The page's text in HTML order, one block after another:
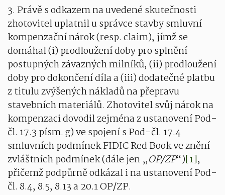
3. Právě s odkazem na uvedené skutečnosti
zhotovitel uplatnil u správce stavby smluvní
kompenzační nárok (resp. claim), jímž se
domáhal (i) prodloužení doby pro splnění
postupných závazných milníků, (ii) prodloužení
doby pro dokončení díla a (iii) dodatečné platbu
z titulu zvýšených nákladů na přepravu
stavebních materiálů. Zhotovitel svůj nárok na
kompenzaci dovodil zejména z ustanovení Pod-
čl. 17.3 písm. g) ve spojení s Pod-čl. 17.4
smluvních podmínek FIDIC Red Book ve znění
zvláštních podmínek (dále jen „OP/ZP“)[1],
přičemž podpůrně odkázal i na ustanovení Pod-
čl. 8.4, 8.5, 8.13 a 20.1 OP/ZP.